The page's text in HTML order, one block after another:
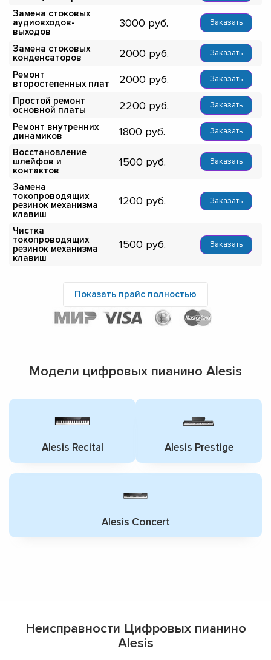
Замена стоковых
аудиовходов-
выходов
3000 Заказать
Замена стоковых
конденсаторов
2000 Заказать
Ремонт
второстепенных плат
2000 Заказать
Простой ремонт
основной платы
2200 Заказать
Ремонт внутренних
динамиков
1800 Заказать
Восстановление
шлейфов и
контактов
1500 Заказать
Замена
токопроводящих
резинок механизма
клавиш
1200 Заказать
Чистка
токопроводящих
резинок механизма
клавиш
1500 Заказать
Показать прайс полностью
Модели цифровых пианино Alesis
Alesis Recital Alesis Prestige
Alesis Concert
Неисправности Цифровых пианино
Alesis